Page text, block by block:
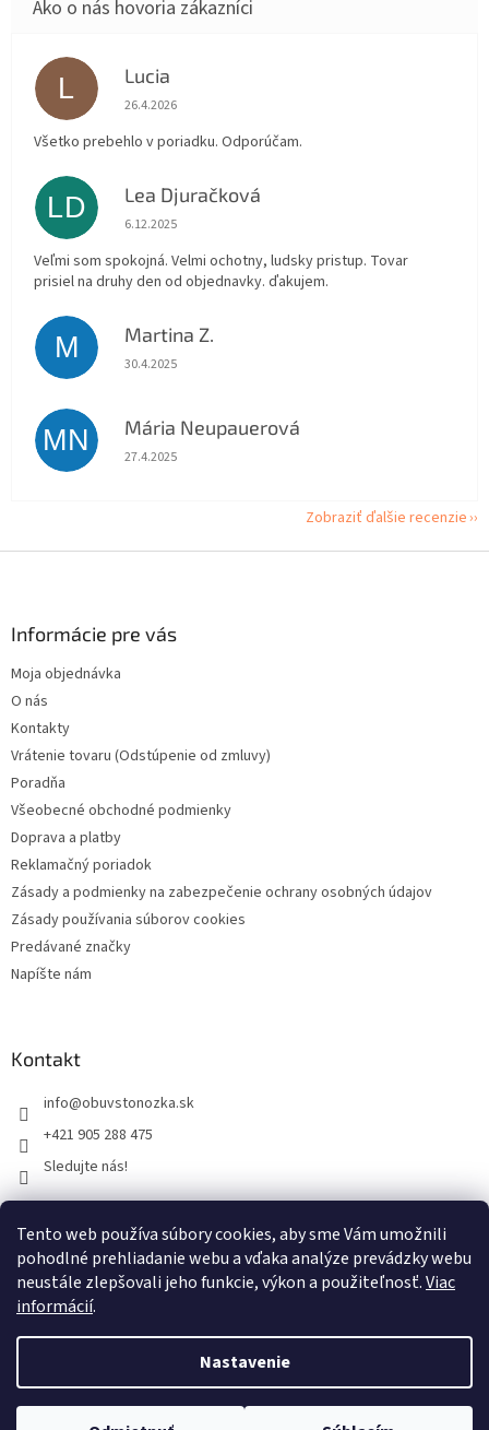
Tento web používa súbory cookies, aby sme Vám umožnili
pohodlné prehliadanie webu a vďaka analýze prevádzky webu
neustále zlepšovali jeho funkcie, výkon a použiteľnosť.Viac
informácií.
Nastavenie
L Lucia
Hodnotenie obchodu je 5 z 5 hviezdičiek.
26.4.2026
Všetko prebehlo v poriadku. Odporúčam.
LD Lea Djuračková
Hodnotenie obchodu je 5 z 5 hviezdičiek.
6.12.2025
Veľmi som spokojná. Velmi ochotny, ludsky pristup. Tovar
prisiel na druhy den od objednavky. ďakujem.
M Martina Z.
Hodnotenie obchodu je 5 z 5 hviezdičiek.
30.4.2025
MN Mária Neupauerová
Hodnotenie obchodu je 5 z 5 hviezdičiek.
27.4.2025
Zobraziť ďalšie recenzie
Informácie pre vás
Moja objednávka
O nás
Kontakty
Vrátenie tovaru (Odstúpenie od zmluvy)
Poradňa
Všeobecné obchodné podmienky
Doprava a platby
Reklamačný poriadok
Zásady a podmienky na zabezpečenie ochrany osobných údajov
Zásady používania súborov cookies
Predávané značky
Napíšte nám
Kontakt
info@obuvstonozka.sk
+421 905 288 475
Sledujte nás!
Facebook
Vytvoril Shoptet
Copyright 2026Obuvstonozka.sk. Všetky práva vyhradené.